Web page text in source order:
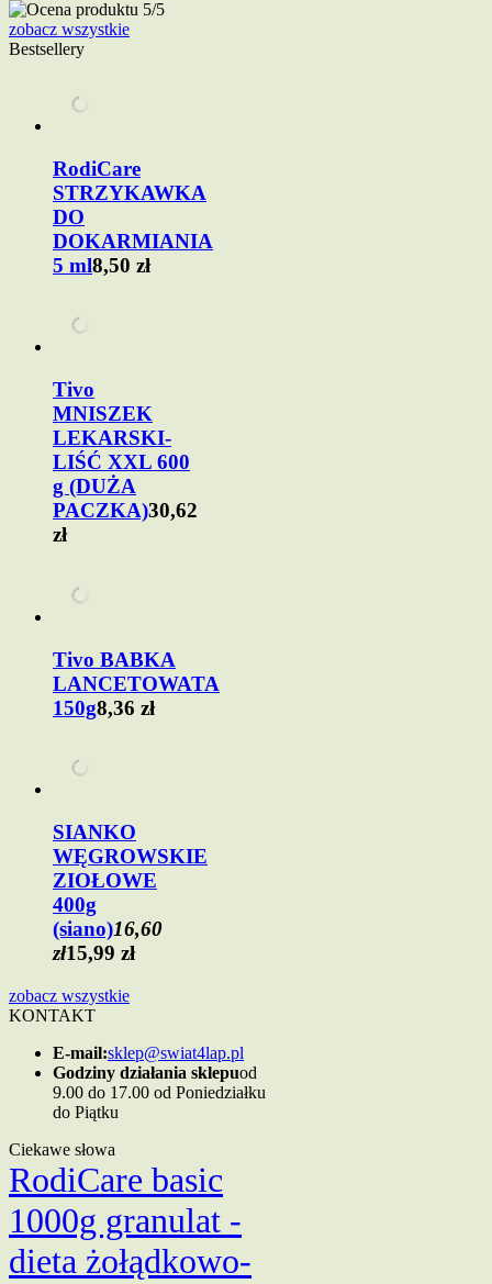
zobacz wszystkie
Bestsellery
RodiCare
STRZYKAWKA
DO
DOKARMIANIA
5 ml8,50 zł
Tivo
MNISZEK
LEKARSKI-
LIŚĆ XXL 600
g (DUŻA
PACZKA)30,62
zł
Tivo BABKA
LANCETOWATA
150g8,36 zł
SIANKO
WĘGROWSKIE
ZIOŁOWE
400g
(siano)16,60
zł15,99 zł
zobacz wszystkie
KONTAKT
E-mail:sklep@swiat4lap.pl
Godziny działania sklepuod
9.00 do 17.00 od Poniedziałku
do Piątku
Ciekawe słowa
RodiCare basic
1000g granulat -
dieta żołądkowo-